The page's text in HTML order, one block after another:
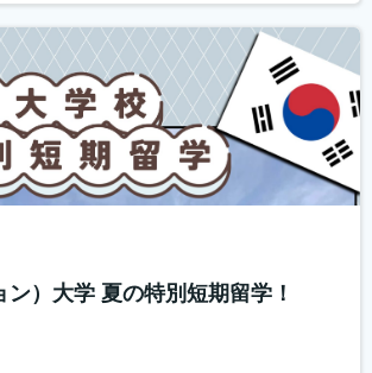
）大学 夏の特別短期留学！